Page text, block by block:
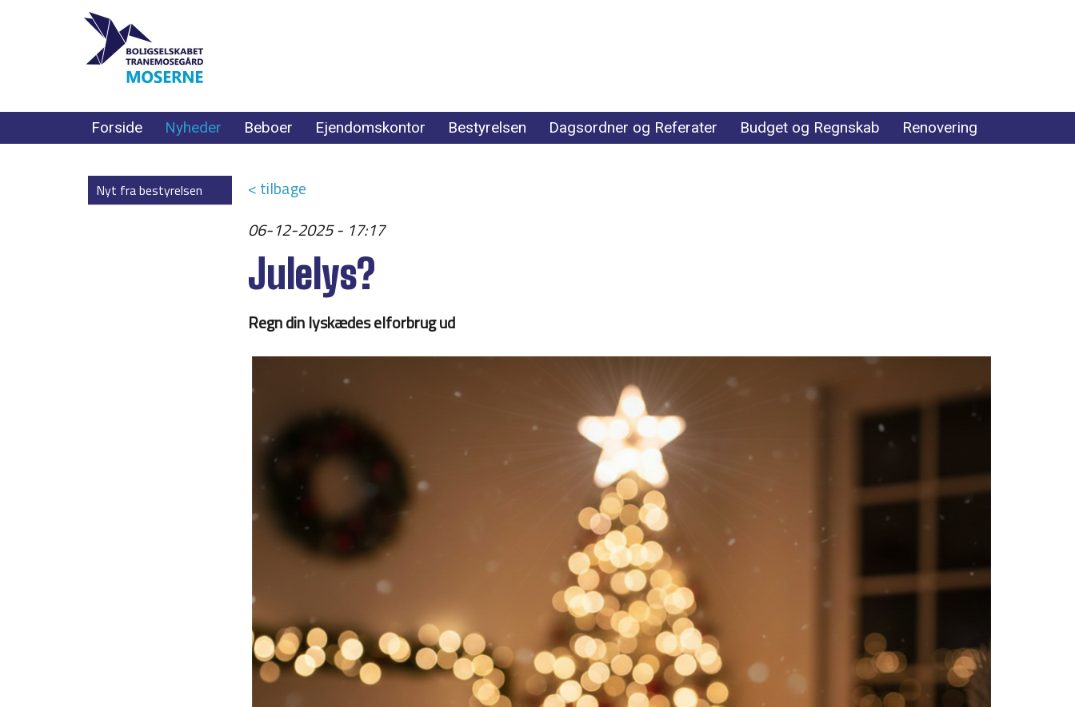
Forside Nyheder Beboer Ejendomskontor Bestyrelsen Dagsordner og Referater Budget og Regnskab Renovering
Nyt fra bestyrelsen
< tilbage
06-12-2025 - 17:17
Julelys?
Regn din lyskædes elforbrug ud